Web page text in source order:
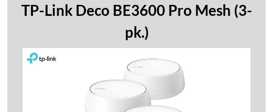
TP-Link Deco BE3600 Pro Mesh (3-
pk.)